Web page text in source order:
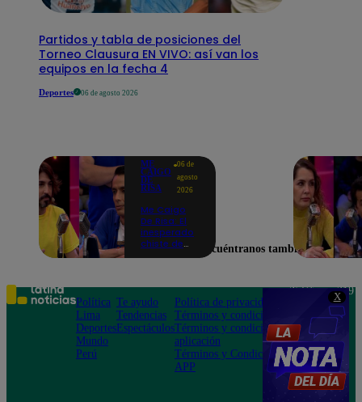
X
Partidos y tabla de posiciones del
Torneo Clausura EN VIVO: así van los
equipos en la fecha 4
Deportes 06 de agosto 2026
ME
CAIGO
DE
RISA
06 de
agosto
2026
Me Caigo
De Risa: El
inesperado
chiste de
hizo
explotar a
todo el set
Encuéntranos también en
Política
Lima
Deportes
Mundo
Perú
Te ayudo
Tendencias
Espectáculos
Política de privacidad
Términos y condiciones
Términos y condiciones
aplicación
Términos y Condiciones
APP
Teléfono: 219
Av. San
Felipe 968
Jesús María